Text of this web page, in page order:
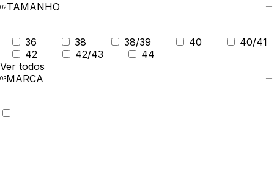
TAMANHO
36 38 38/39 40
40/41
42
42/43
44
Ver todos
MARCA